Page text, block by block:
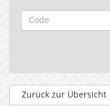
Zurück zur Übersicht